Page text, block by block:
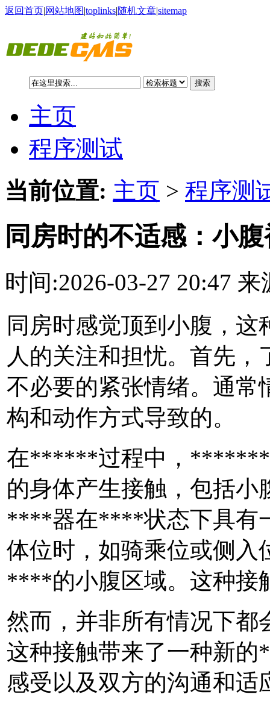
返回首页|网站地图|toplinks|随机文章|sitemap
搜索
主页
程序测试
当前位置: 主页 > 程序测
同房时的不适感：小
时间:2026-03-27 20:47
同房时感觉顶到小腹，
人的关注和担忧。首先
不必要的紧张情绪。通
构和动作方式导致的。
在******过程中，
的身体产生接触，包括
****器在****状态下具有
体位时，如骑乘位或侧
****的小腹区域。这种接
然而，并非所有情况下都
这种接触带来了一种新
感受以及双方的沟通和适